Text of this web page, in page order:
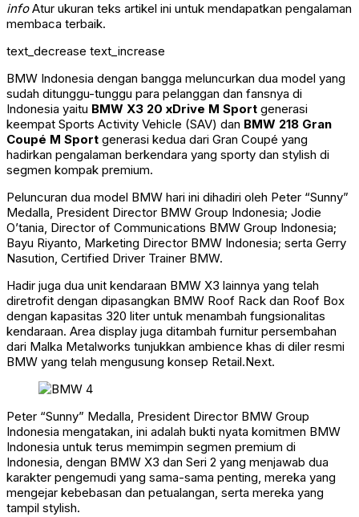
infoAtur ukuran teks artikel ini untuk mendapatkan pengalaman
membaca terbaik.
text_decrease text_increase
BMW Indonesia dengan bangga meluncurkan dua model yang
sudah ditunggu-tunggu para pelanggan dan fansnya di
Indonesia yaitu BMW X3 20 xDrive M Sport generasi
keempat Sports Activity Vehicle (SAV) dan BMW 218 Gran
Coupé M Sport generasi kedua dari Gran Coupé yang
hadirkan pengalaman berkendara yang sporty dan stylish di
segmen kompak premium.
Peluncuran dua model BMW hari ini dihadiri oleh Peter “Sunny”
Medalla, President Director BMW Group Indonesia; Jodie
O’tania, Director of Communications BMW Group Indonesia;
Bayu Riyanto, Marketing Director BMW Indonesia; serta Gerry
Nasution, Certified Driver Trainer BMW.
Hadir juga dua unit kendaraan BMW X3 lainnya yang telah
diretrofit dengan dipasangkan BMW Roof Rack dan Roof Box
dengan kapasitas 320 liter untuk menambah fungsionalitas
kendaraan. Area display juga ditambah furnitur persembahan
dari Malka Metalworks tunjukkan ambience khas di diler resmi
BMW yang telah mengusung konsep Retail.Next.
Peter “Sunny” Medalla, President Director BMW Group
Indonesia mengatakan, ini adalah bukti nyata komitmen BMW
Indonesia untuk terus memimpin segmen premium di
Indonesia, dengan BMW X3 dan Seri 2 yang menjawab dua
karakter pengemudi yang sama-sama penting, mereka yang
mengejar kebebasan dan petualangan, serta mereka yang
tampil stylish.